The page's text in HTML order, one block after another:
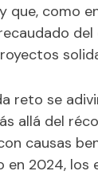
que, como
reto se
allá del
causas
en 2024, los